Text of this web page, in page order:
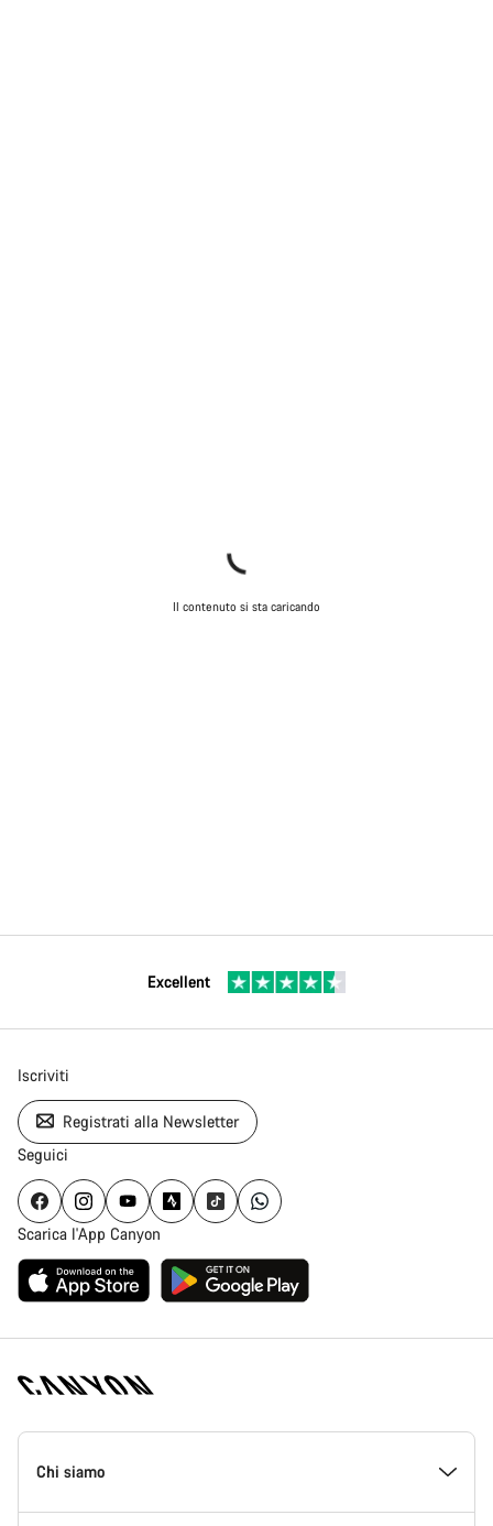
Il contenuto si sta caricando
Excellent
Iscriviti
Registrati alla Newsletter
Seguici
Scarica l'App Canyon
Piè
Home
Chi siamo